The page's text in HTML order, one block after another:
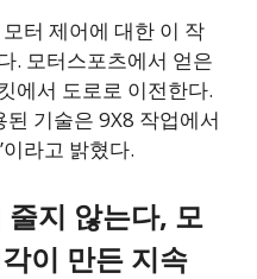
터 제어에 대한 이 작
. 모터스포츠에서 얻은
에서 도로로 이전한다.
기술은 9X8 작업에서
라고 밝혔다.
지 않는다, 모
이 만든 지속